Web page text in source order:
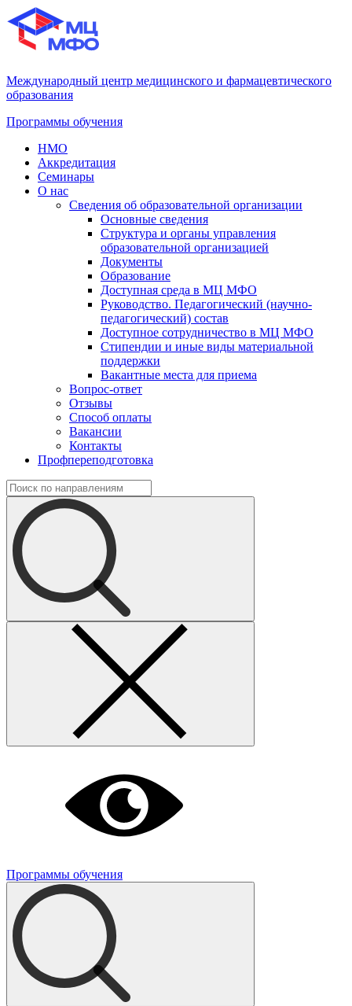
Международный центр медицинского и фармацевтического
образования
Программы обучения
НМО
Аккредитация
Семинары
О нас
Сведения об образовательной организации
Основные сведения
Структура и органы управления
образовательной организацией
Документы
Образование
Доступная среда в МЦ МФО
Руководство. Педагогический (научно-
педагогический) состав
Доступное сотрудничество в МЦ МФО
Стипендии и иные виды материальной
поддержки
Вакантные места для приема
Вопрос-ответ
Отзывы
Способ оплаты
Вакансии
Контакты
Профпереподготовка
Программы обучения